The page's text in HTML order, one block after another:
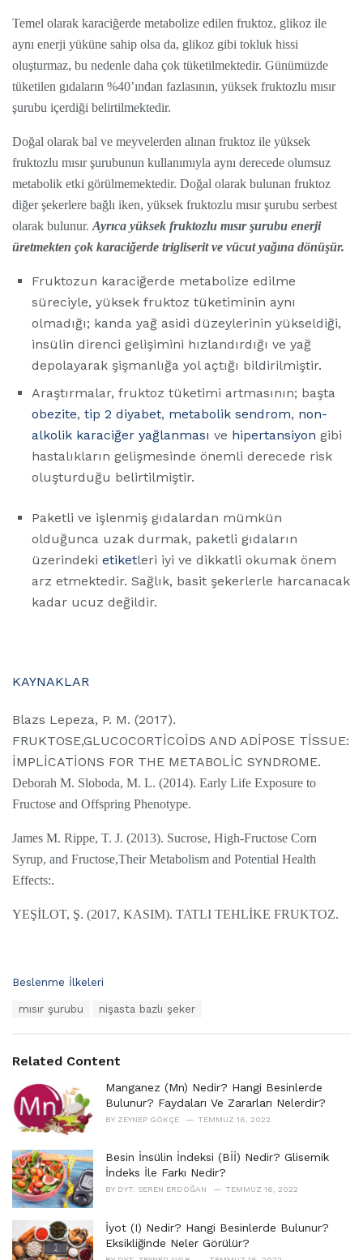
Temel olarak karaciğerde metabolize edilen fruktoz, glikoz ile
aynı enerji yüküne sahip olsa da, glikoz gibi tokluk hissi
oluşturmaz, bu nedenle daha çok tüketilmektedir. Günümüzde
tüketilen gıdaların %40’ından fazlasının, yüksek fruktozlu mısır
şurubu içerdiği belirtilmektedir.
Doğal olarak bal ve meyvelerden alınan fruktoz ile yüksek
fruktozlu mısır şurubunun kullanımıyla aynı derecede olumsuz
metabolik etki görülmemektedir. Doğal olarak bulunan fruktoz
diğer şekerlere bağlı iken, yüksek fruktozlu mısır şurubu serbest
olarak bulunur.Ayrıca yüksek fruktozlu mısır şurubu enerji
üretmekten çok karaciğerde trigliserit ve vücut yağına dönüşür.
Fruktozun karaciğerde metabolize edilme
süreciyle, yüksek fruktoz tüketiminin aynı
olmadığı; kanda yağ asidi düzeylerinin yükseldiği,
insülin direnci gelişimini hızlandırdığı ve yağ
depolayarak şişmanlığa yol açtığı bildirilmiştir.
Araştırmalar, fruktoz tüketimi artmasının; başta
obezite, tip 2 diyabet, metabolik sendrom, non-
alkolik karaciğer yağlanması ve hipertansiyon gibi
hastalıkların gelişmesinde önemli derecede risk
oluşturduğu belirtilmiştir.
Paketli ve işlenmiş gıdalardan mümkün
olduğunca uzak durmak, paketli gıdaların
üzerindeki etiketleri iyi ve dikkatli okumak önem
arz etmektedir. Sağlık, basit şekerlerle harcanacak
kadar ucuz değildir.
KAYNAKLAR
Blazs Lepeza, P. M. (2017).
FRUKTOSE,GLUCOCORTİCOİDS AND ADİPOSE TİSSUE:
İMPLİCATİONS FOR THE METABOLİC SYNDROME.
Deborah M. Sloboda, M. L. (2014). Early Life Exposure to
Fructose and Offspring Phenotype.
James M. Rippe, T. J. (2013). Sucrose, High-Fructose Corn
Syrup, and Fructose,Their Metabolism and Potential Health
Effects:.
YEŞİLOT, Ş. (2017, KASIM). TATLI TEHLİKE FRUKTOZ.
C
r
e
s
Beslenme İlkeleri
:
mısır şurubu nişasta bazlı şeker
Related Content
Manganez (Mn) Nedir? Hangi Besinlerde
Bulunur? Faydaları Ve Zararları Nelerdir?
BY ZEYNEP GÖKÇE TEMMUZ 16, 2022
Besin İnsülin İndeksi (Bİİ) Nedir? Glisemik
İndeks İle Farkı Nedir?
BY DYT. SEREN ERDOĞAN TEMMUZ 16, 2022
İyot (I) Nedir? Hangi Besinlerde Bulunur?
Eksikliğinde Neler Görülür?